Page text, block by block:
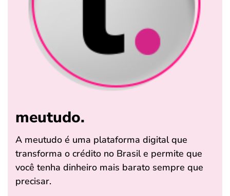
meutudo.
A meutudo é uma plataforma digital que
transforma o crédito no Brasil e permite que
você tenha dinheiro mais barato sempre que
precisar.